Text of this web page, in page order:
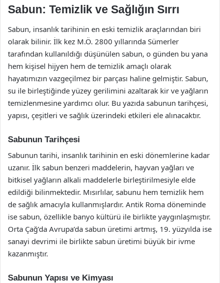
Sabun: Temizlik ve Sağlığın Sırrı
Sabun, insanlık tarihinin en eski temizlik araçlarından biri
olarak bilinir. İlk kez M.Ö. 2800 yıllarında Sümerler
tarafından kullanıldığı düşünülen sabun, o günden bu yana
hem kişisel hijyen hem de temizlik amaçlı olarak
hayatımızın vazgeçilmez bir parçası haline gelmiştir. Sabun,
su ile birleştiğinde yüzey gerilimini azaltarak kir ve yağların
temizlenmesine yardımcı olur. Bu yazıda sabunun tarihçesi,
yapısı, çeşitleri ve sağlık üzerindeki etkileri ele alınacaktır.
Sabunun Tarihçesi
Sabunun tarihi, insanlık tarihinin en eski dönemlerine kadar
uzanır. İlk sabun benzeri maddelerin, hayvan yağları ve
bitkisel yağların alkali maddelerle birleştirilmesiyle elde
edildiği bilinmektedir. Mısırlılar, sabunu hem temizlik hem
de sağlık amacıyla kullanmışlardır. Antik Roma döneminde
ise sabun, özellikle banyo kültürü ile birlikte yaygınlaşmıştır.
Orta Çağ’da Avrupa’da sabun üretimi artmış, 19. yüzyılda ise
sanayi devrimi ile birlikte sabun üretimi büyük bir ivme
kazanmıştır.
Sabunun Yapısı ve Kimyası